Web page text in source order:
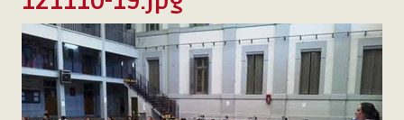
MISSION
NEF
MULTIMÉDIA
P. AUGUSTE ETCHÉCOPAR